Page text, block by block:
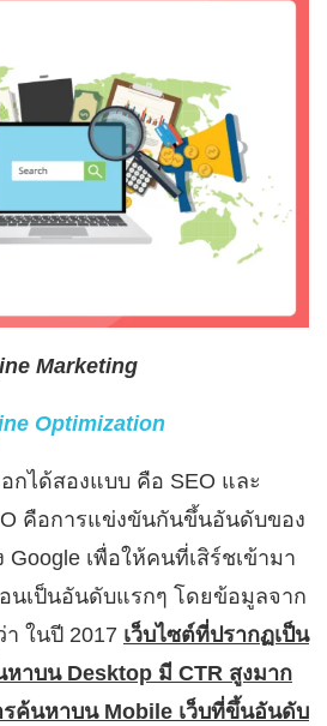
Marketing
Optimization
กได้สองแบบ คือ SEO และ
คือการแข่งขันกันขึ้นอันดับของ
Google เพื่อให้คนที่เสิร์ชเข้ามา
อนเป็นอันดับแรกๆ โดยข้อมูลจาก
า ในปี 2017 เว็บไซต์ที่ปรากฏเป็น
าบน Desktop มี CTR สูงมาก
ค้นหาบน Mobile เว็บที่ขึ้นอันดับ